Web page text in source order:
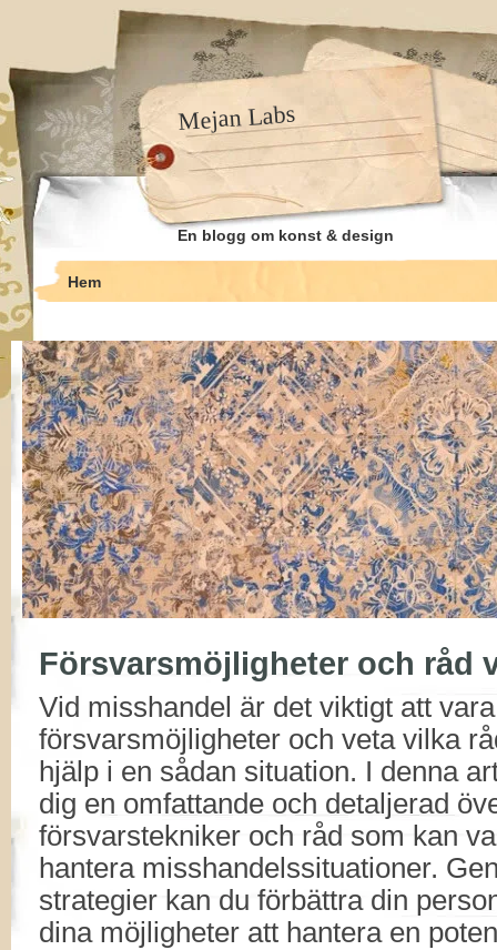
Mejan Labs
En blogg om konst & design
Hem
Försvarsmöjligheter och råd
Vid misshandel är det viktigt att
försvarsmöjligheter och veta vilka
hjälp i en sådan situation. I denna
dig en omfattande och detaljerad
försvarstekniker och råd som kan
hantera misshandelssituationer.
strategier kan du förbättra din
dina möjligheter att hantera en